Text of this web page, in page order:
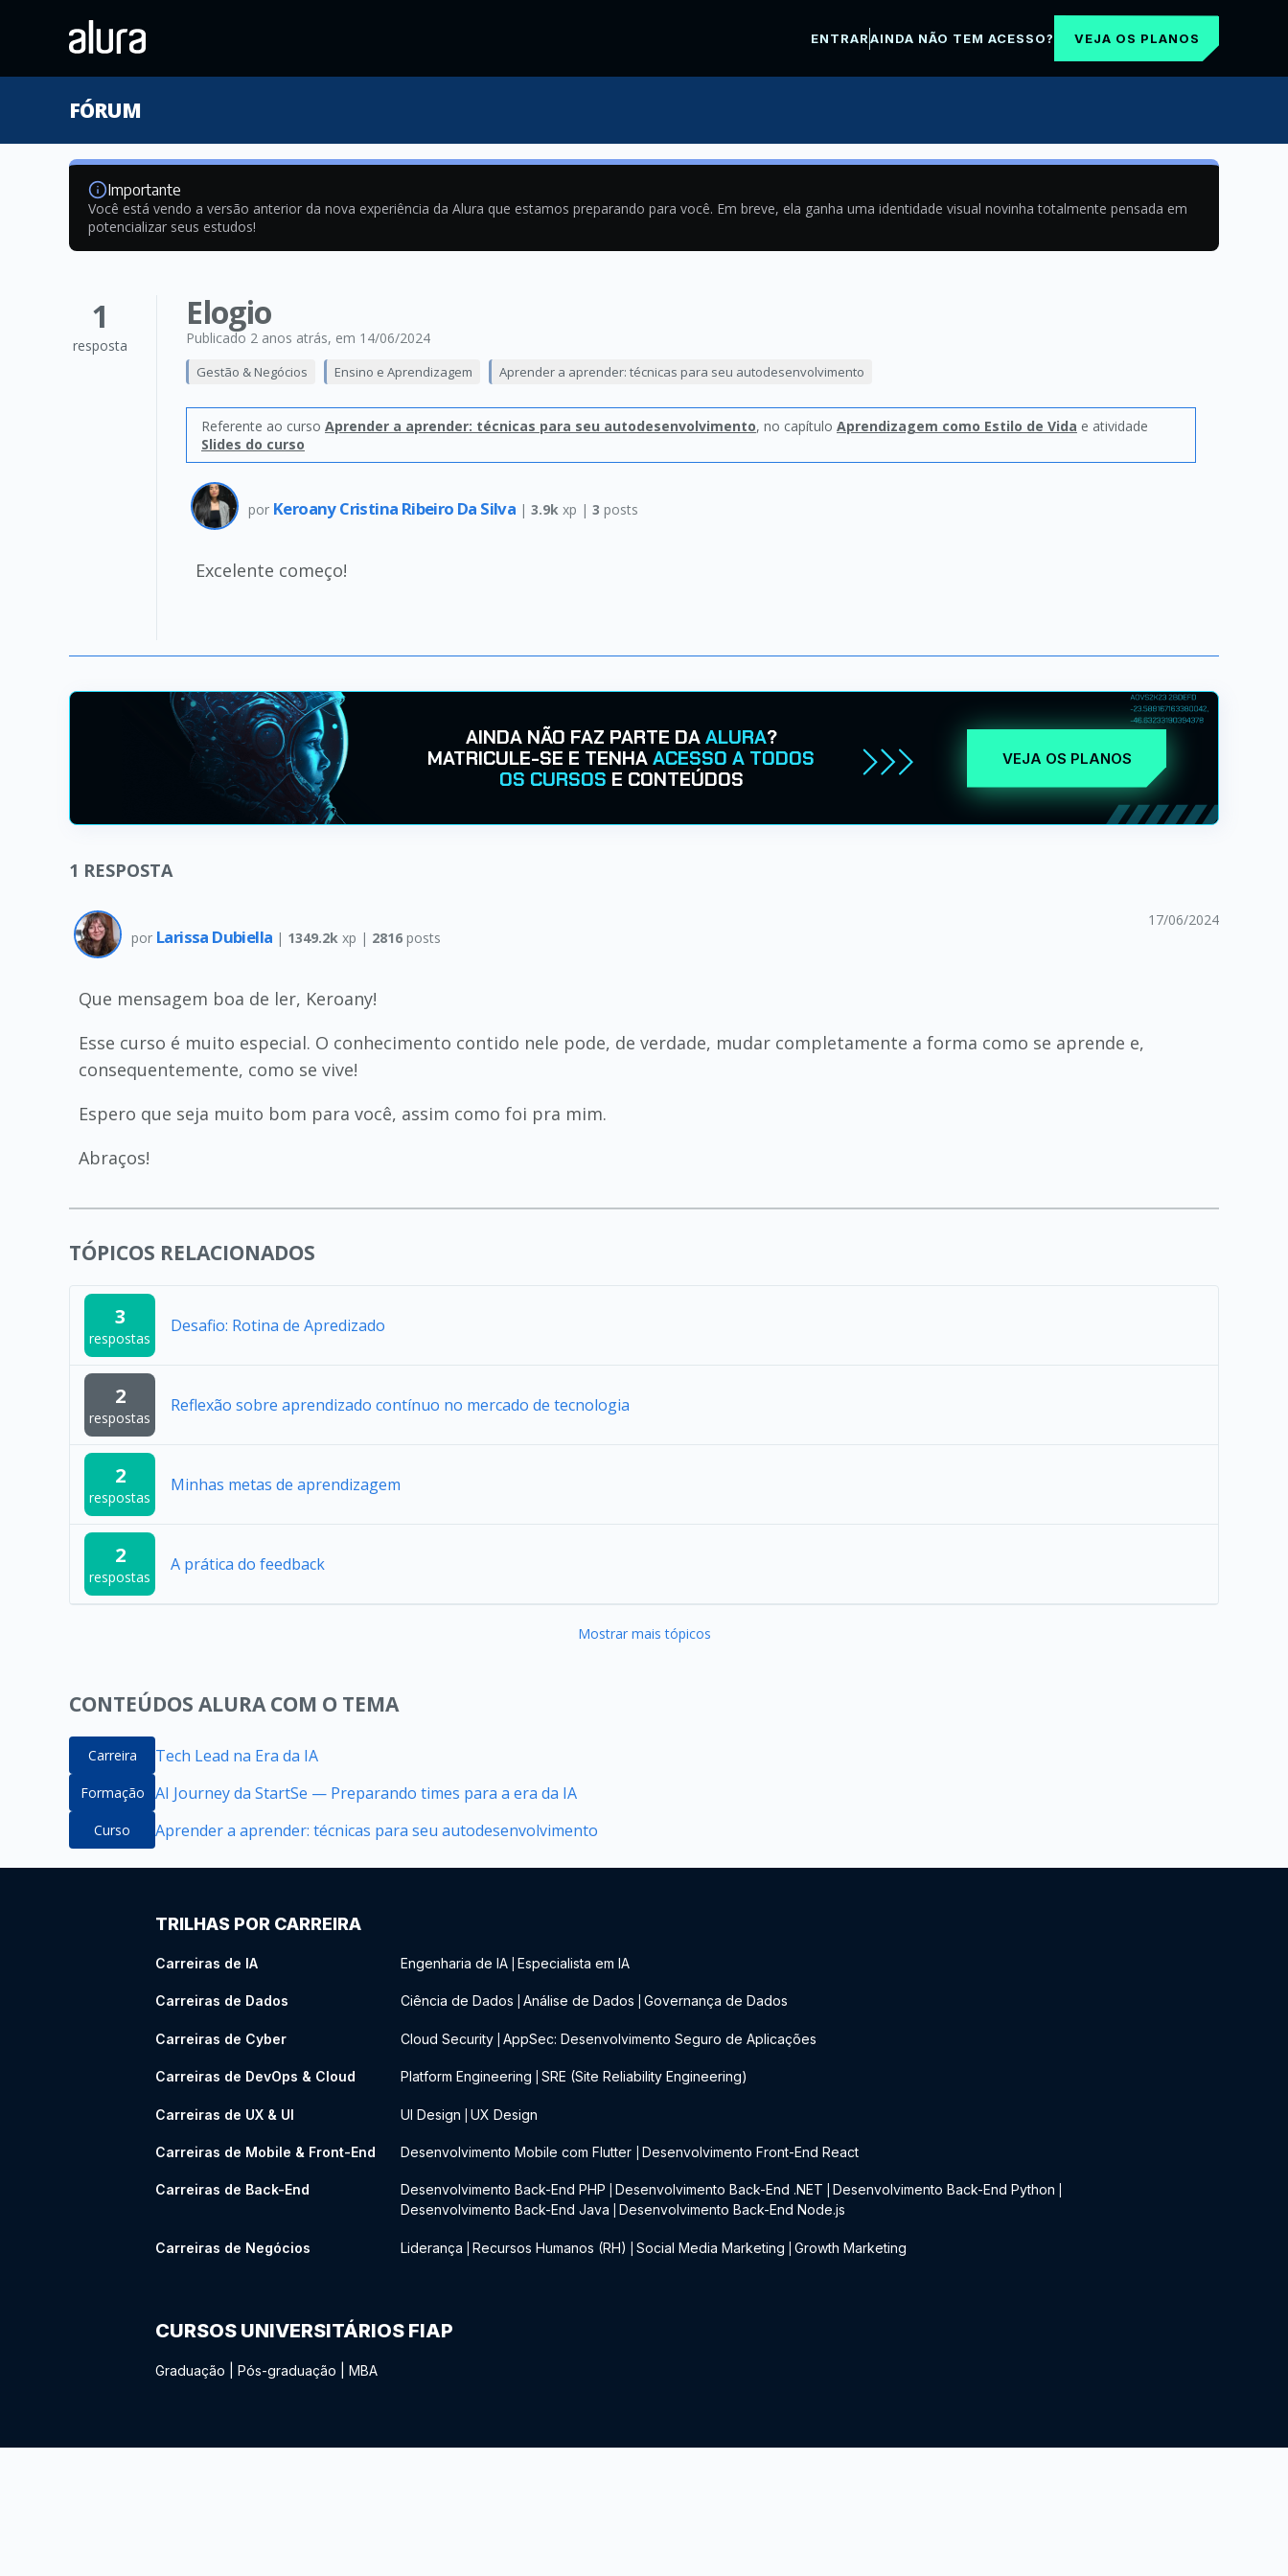
ENTRARAINDA NÃO TEM ACESSO? VEJA OS PLANOS
FÓRUM
Importante
Você está vendo a versão anterior da nova experiência da Alura que estamos preparando para você. Em breve, ela ganha uma identidade visual novinha totalmente pensada em
potencializar seus estudos!
1
resposta
Elogio
Publicado 2 anos atrás, em 14/06/2024
Gestão & Negócios Ensino e Aprendizagem Aprender a aprender: técnicas para seu autodesenvolvimento
Referente ao curso Aprender a aprender: técnicas para seu autodesenvolvimento, no capítulo Aprendizagem como Estilo de Vida e atividade
Slides do curso
por Keroany Cristina Ribeiro Da Silva | 3.9k xp | 3 posts
Excelente começo!
AINDA NÃO FAZ PARTE DAALURA?
MATRICULE-SE E TENHAACESSO A TODOS
OS CURSOS E CONTEÚDOS
VEJA OS PLANOS
1 RESPOSTA
por Larissa Dubiella | 1349.2k xp | 2816posts
17/06/2024
Que mensagem boa de ler, Keroany!
Esse curso é muito especial. O conhecimento contido nele pode, de verdade, mudar completamente a forma como se aprende e,
consequentemente, como se vive!
Espero que seja muito bom para você, assim como foi pra mim.
Abraços!
TÓPICOS RELACIONADOS
3
respostas
Desafio: Rotina de Apredizado
2
respostas
Reflexão sobre aprendizado contínuo no mercado de tecnologia
2
respostas
Minhas metas de aprendizagem
2
respostas
A prática do feedback
Mostrar mais tópicos
CONTEÚDOS ALURA COM O TEMA
Carreira Tech Lead na Era da IA
Formação AI Journey da StartSe — Preparando times para a era da IA
Curso Aprender a aprender: técnicas para seu autodesenvolvimento
TRILHAS POR CARREIRA
Carreiras de IA Engenharia de IA Especialista em IA
Carreiras de Dados Ciência de Dados Análise de Dados Governança de Dados
Carreiras de Cyber Cloud Security AppSec: Desenvolvimento Seguro de Aplicações
Carreiras de DevOps & Cloud Platform Engineering SRE (Site Reliability Engineering)
Carreiras de UX & UI UI Design UX Design
Carreiras de Mobile & Front-End Desenvolvimento Mobile com Flutter Desenvolvimento Front-End React
Carreiras de Back-End Desenvolvimento Back-End PHP Desenvolvimento Back-End .NET Desenvolvimento Back-End Python
Desenvolvimento Back-End Java Desenvolvimento Back-End Node.js
Carreiras de Negócios Liderança Recursos Humanos (RH) Social Media Marketing Growth Marketing
CURSOS UNIVERSITÁRIOS FIAP
Graduação Pós-graduação MBA